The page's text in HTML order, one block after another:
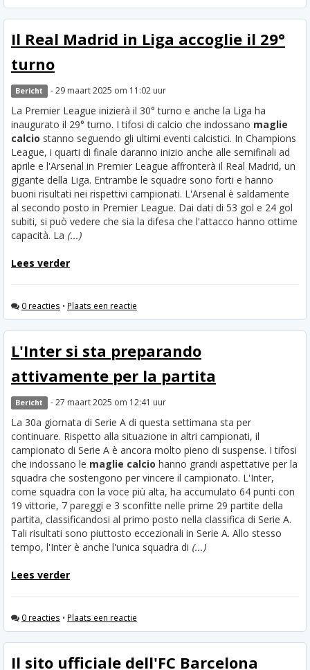
Il Real Madrid in Liga accoglie il 29°
turno
Bericht - 29 maart 2025 om 11:02 uur
La Premier League inizierà il 30° turno e anche la Liga ha
inaugurato il 29° turno. I tifosi di calcio che indossano maglie
calcio stanno seguendo gli ultimi eventi calcistici. In Champions
League, i quarti di finale daranno inizio anche alle semifinali ad
aprile e l'Arsenal in Premier League affronterà il Real Madrid, un
gigante della Liga. Entrambe le squadre sono forti e hanno
buoni risultati nei rispettivi campionati. L'Arsenal è saldamente
al secondo posto in Premier League. Dai dati di 53 gol e 24 gol
subiti, si può vedere che sia la difesa che l'attacco hanno ottime
capacità. La (...)
Lees verder
0 reacties • Plaats een reactie
L'Inter si sta preparando
attivamente per la partita
Bericht - 27 maart 2025 om 12:41 uur
La 30a giornata di Serie A di questa settimana sta per
continuare. Rispetto alla situazione in altri campionati, il
campionato di Serie A è ancora molto pieno di suspense. I tifosi
che indossano le maglie calcio hanno grandi aspettative per la
squadra che sostengono per vincere il campionato. L'Inter,
come squadra con la voce più alta, ha accumulato 64 punti con
19 vittorie, 7 pareggi e 3 sconfitte nelle prime 29 partite della
partita, classificandosi al primo posto nella classifica di Serie A.
Tali risultati sono piuttosto eccezionali in Serie A. Allo stesso
tempo, l'Inter è anche l'unica squadra di (...)
Lees verder
0 reacties • Plaats een reactie
Il sito ufficiale dell'FC Barcelona